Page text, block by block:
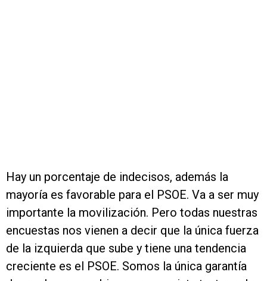
Hay un porcentaje de indecisos, además la
mayoría es favorable para el PSOE. Va a ser muy
importante la movilización. Pero todas nuestras
encuestas nos vienen a decir que la única fuerza
de la izquierda que sube y tiene una tendencia
creciente es el PSOE. Somos la única garantía